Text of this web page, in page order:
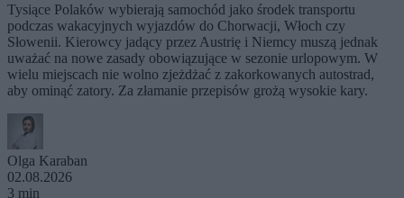
Tysiące Polaków wybierają samochód jako środek transportu
podczas wakacyjnych wyjazdów do Chorwacji, Włoch czy
Słowenii. Kierowcy jadący przez Austrię i Niemcy muszą jednak
uważać na nowe zasady obowiązujące w sezonie urlopowym. W
wielu miejscach nie wolno zjeżdżać z zakorkowanych autostrad,
aby ominąć zatory. Za złamanie przepisów grożą wysokie kary.
Olga Karaban
02.08.2026
3 min